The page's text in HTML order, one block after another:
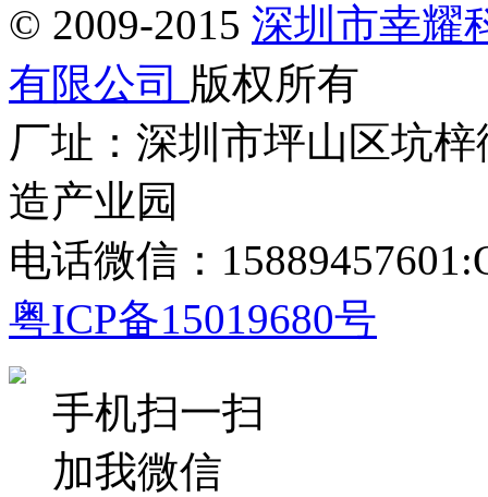
© 2009-2015 深圳市幸耀
有限公司 版权所有
厂址：深圳市坪山区坑
造产业园
电话微信：
粤ICP备15019680号
手机扫一扫
加我微信